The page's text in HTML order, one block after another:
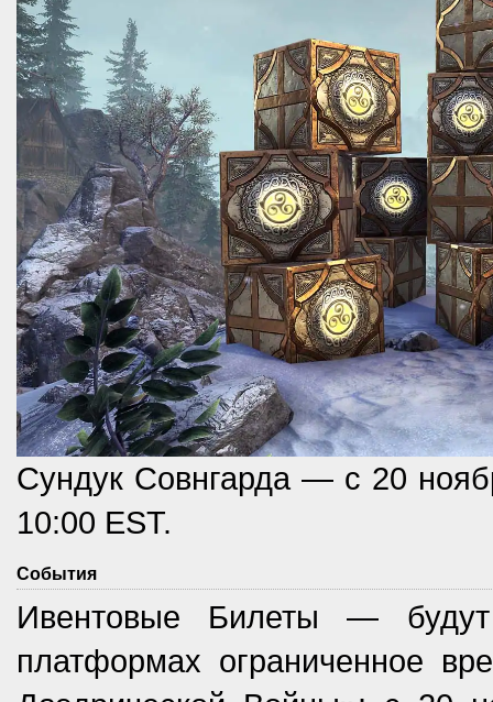
Сундук Совнгарда — с 20
10:00 EST.
События
Ивентовые Билеты —
платформах ограниченное